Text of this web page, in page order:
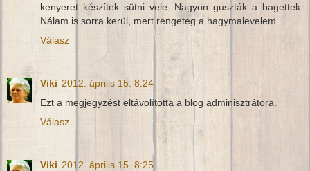
kenyeret készítek sütni vele. Nagyon guszták a bagettek.
Nálam is sorra kerül, mert rengeteg a hagymalevelem.
Válasz
Viki 2012. április 15. 8:24
Ezt a megjegyzést eltávolította a blog adminisztrátora.
Válasz
Viki 2012. április 15. 8:25